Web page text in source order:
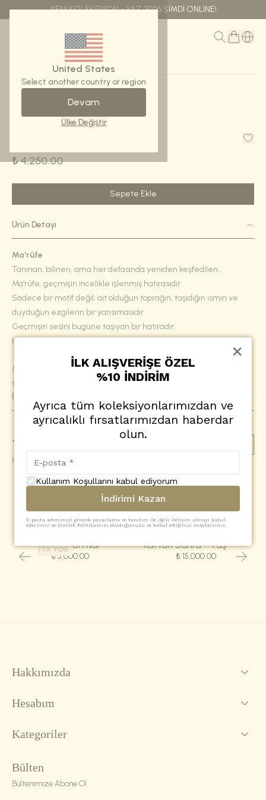
United States
Select another country or region
Devam
Ülke Değiştir
YENİ KOLEKSİYON - YAZ 2026 ŞİMDİ ONLINE!
Ana Sayfa Şal-Ma’rûfe
₺ 4,250.00
Sepete Ekle
Ürün Detayı
Ma‘rûfe
Tanınan, bilinen, ama her defasında yeniden keşfedilen…
Ma‘rûfe, geçmişin incelikle işlenmiş hatırasıdır.
Sadece bir motif değil; ait olduğun toprağın, taşıdığın ismin ve
duyduğun ezgilerin bir yansımasıdır.
Geçmişin sesini bugüne taşıyan bir hatıradır.
Köklerine, diline, coğrafyana ve özüne saygıdır.
Ma‘rûfe modelimiz, bu duygularla sizlere eşlik etmesi için
tasarlandı.
İçerik
Yorumlar
Henüz yorum yapılmamış
SİZİN İÇİN SEÇTİKLERİMİZ
STOKTA YOK
Eşarp-Kûfî Nur
₺ 5,000.00
Kaftan Sahra - Taş Yeşili
₺ 15,000.00
Hakkımızda
Hesabım
Kategoriler
Bülten
Bültenimize Abone Ol
İLK ALIŞVERİŞE ÖZEL
%10 İNDİRİM
Ayrıca tüm koleksiyonlarımızdan ve
ayrıcalıklı fırsatlarımızdan haberdar
olun.
Kullanım Koşullarını kabul ediyorum
İndirimi Kazan
E-posta adresinizi girerek pazarlama ve tanıtım ile ilgili iletişim almayı kabul
edersiniz ve Gizlilik Politikamızı okuduğunuzu ve kabul ettiğinizi onaylarsınız.